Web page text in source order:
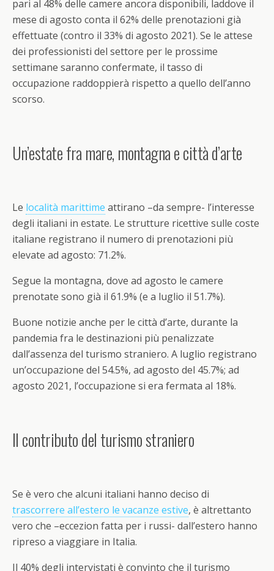
pari al 48% delle camere ancora disponibili, laddove il
mese di agosto conta il 62% delle prenotazioni già
effettuate (contro il 33% di agosto 2021). Se le attese
dei professionisti del settore per le prossime
settimane saranno confermate, il tasso di
occupazione raddoppierà rispetto a quello dell’anno
scorso.
Un’estate fra mare, montagna e città d’arte
Le località marittime attirano –da sempre- l’interesse
degli italiani in estate. Le strutture ricettive sulle coste
italiane registrano il numero di prenotazioni più
elevate ad agosto: 71.2%.
Segue la montagna, dove ad agosto le camere
prenotate sono già il 61.9% (e a luglio il 51.7%).
Buone notizie anche per le città d’arte, durante la
pandemia fra le destinazioni più penalizzate
dall’assenza del turismo straniero. A luglio registrano
un’occupazione del 54.5%, ad agosto del 45.7%; ad
agosto 2021, l’occupazione si era fermata al 18%.
Il contributo del turismo straniero
Se è vero che alcuni italiani hanno deciso di
trascorrere all’estero le vacanze estive, è altrettanto
vero che –eccezion fatta per i russi- dall’estero hanno
ripreso a viaggiare in Italia.
Il 40% degli intervistati è convinto che il turismo